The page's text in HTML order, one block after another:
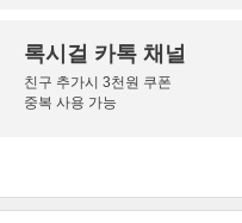
록시걸 카톡 채널
친구 추가시 3천원 쿠폰
중복 사용 가능